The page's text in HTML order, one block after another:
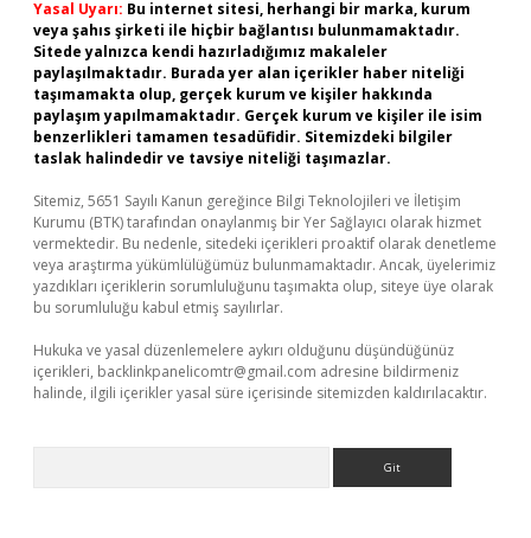
Yasal Uyarı: Bu internet sitesi, herhangi bir marka, kurum
veya şahıs şirketi ile hiçbir bağlantısı bulunmamaktadır.
Sitede yalnızca kendi hazırladığımız makaleler
paylaşılmaktadır. Burada yer alan içerikler haber niteliği
taşımamakta olup, gerçek kurum ve kişiler hakkında
paylaşım yapılmamaktadır. Gerçek kurum ve kişiler ile isim
benzerlikleri tamamen tesadüfidir. Sitemizdeki bilgiler
taslak halindedir ve tavsiye niteliği taşımazlar.
Sitemiz, 5651 Sayılı Kanun gereğince Bilgi Teknolojileri ve İletişim
Kurumu (BTK) tarafından onaylanmış bir Yer Sağlayıcı olarak hizmet
vermektedir. Bu nedenle, sitedeki içerikleri proaktif olarak denetleme
veya araştırma yükümlülüğümüz bulunmamaktadır. Ancak, üyelerimiz
yazdıkları içeriklerin sorumluluğunu taşımakta olup, siteye üye olarak
bu sorumluluğu kabul etmiş sayılırlar.
Hukuka ve yasal düzenlemelere aykırı olduğunu düşündüğünüz
içerikleri, backlinkpanelicomtr@gmail.com adresine bildirmeniz
halinde, ilgili içerikler yasal süre içerisinde sitemizden kaldırılacaktır.